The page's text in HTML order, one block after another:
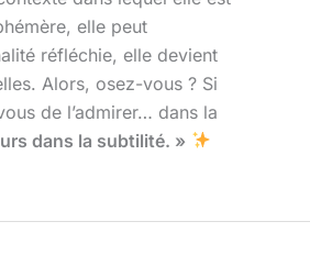
elle peut
réfléchie, elle devient
Alors, osez-vous ? Si
de l’admirer… dans la
dans la subtilité. »